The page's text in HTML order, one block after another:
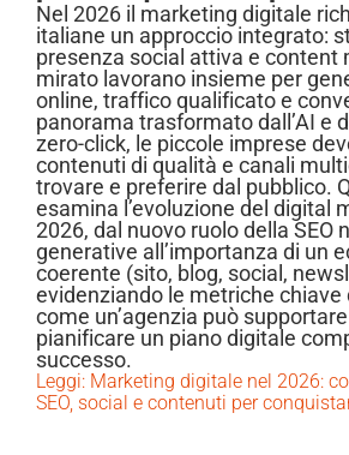
Nel 2026 il marketing digitale
italiane un approccio integrato:
presenza social attiva e content
mirato lavorano insieme per
online, traffico qualificato e
panorama trasformato dall’AI e
zero-click, le piccole imprese
contenuti di qualità e canali
trovare e preferire dal pubblico.
esamina l’evoluzione del digital
2026, dal nuovo ruolo della SEO
generative all’importanza di un
coerente (sito, blog, social,
evidenziando le metriche chiave
come un’agenzia può
pianificare un piano digitale
successo.
Leggi: Marketing digitale nel 2026:
SEO, social e contenuti per